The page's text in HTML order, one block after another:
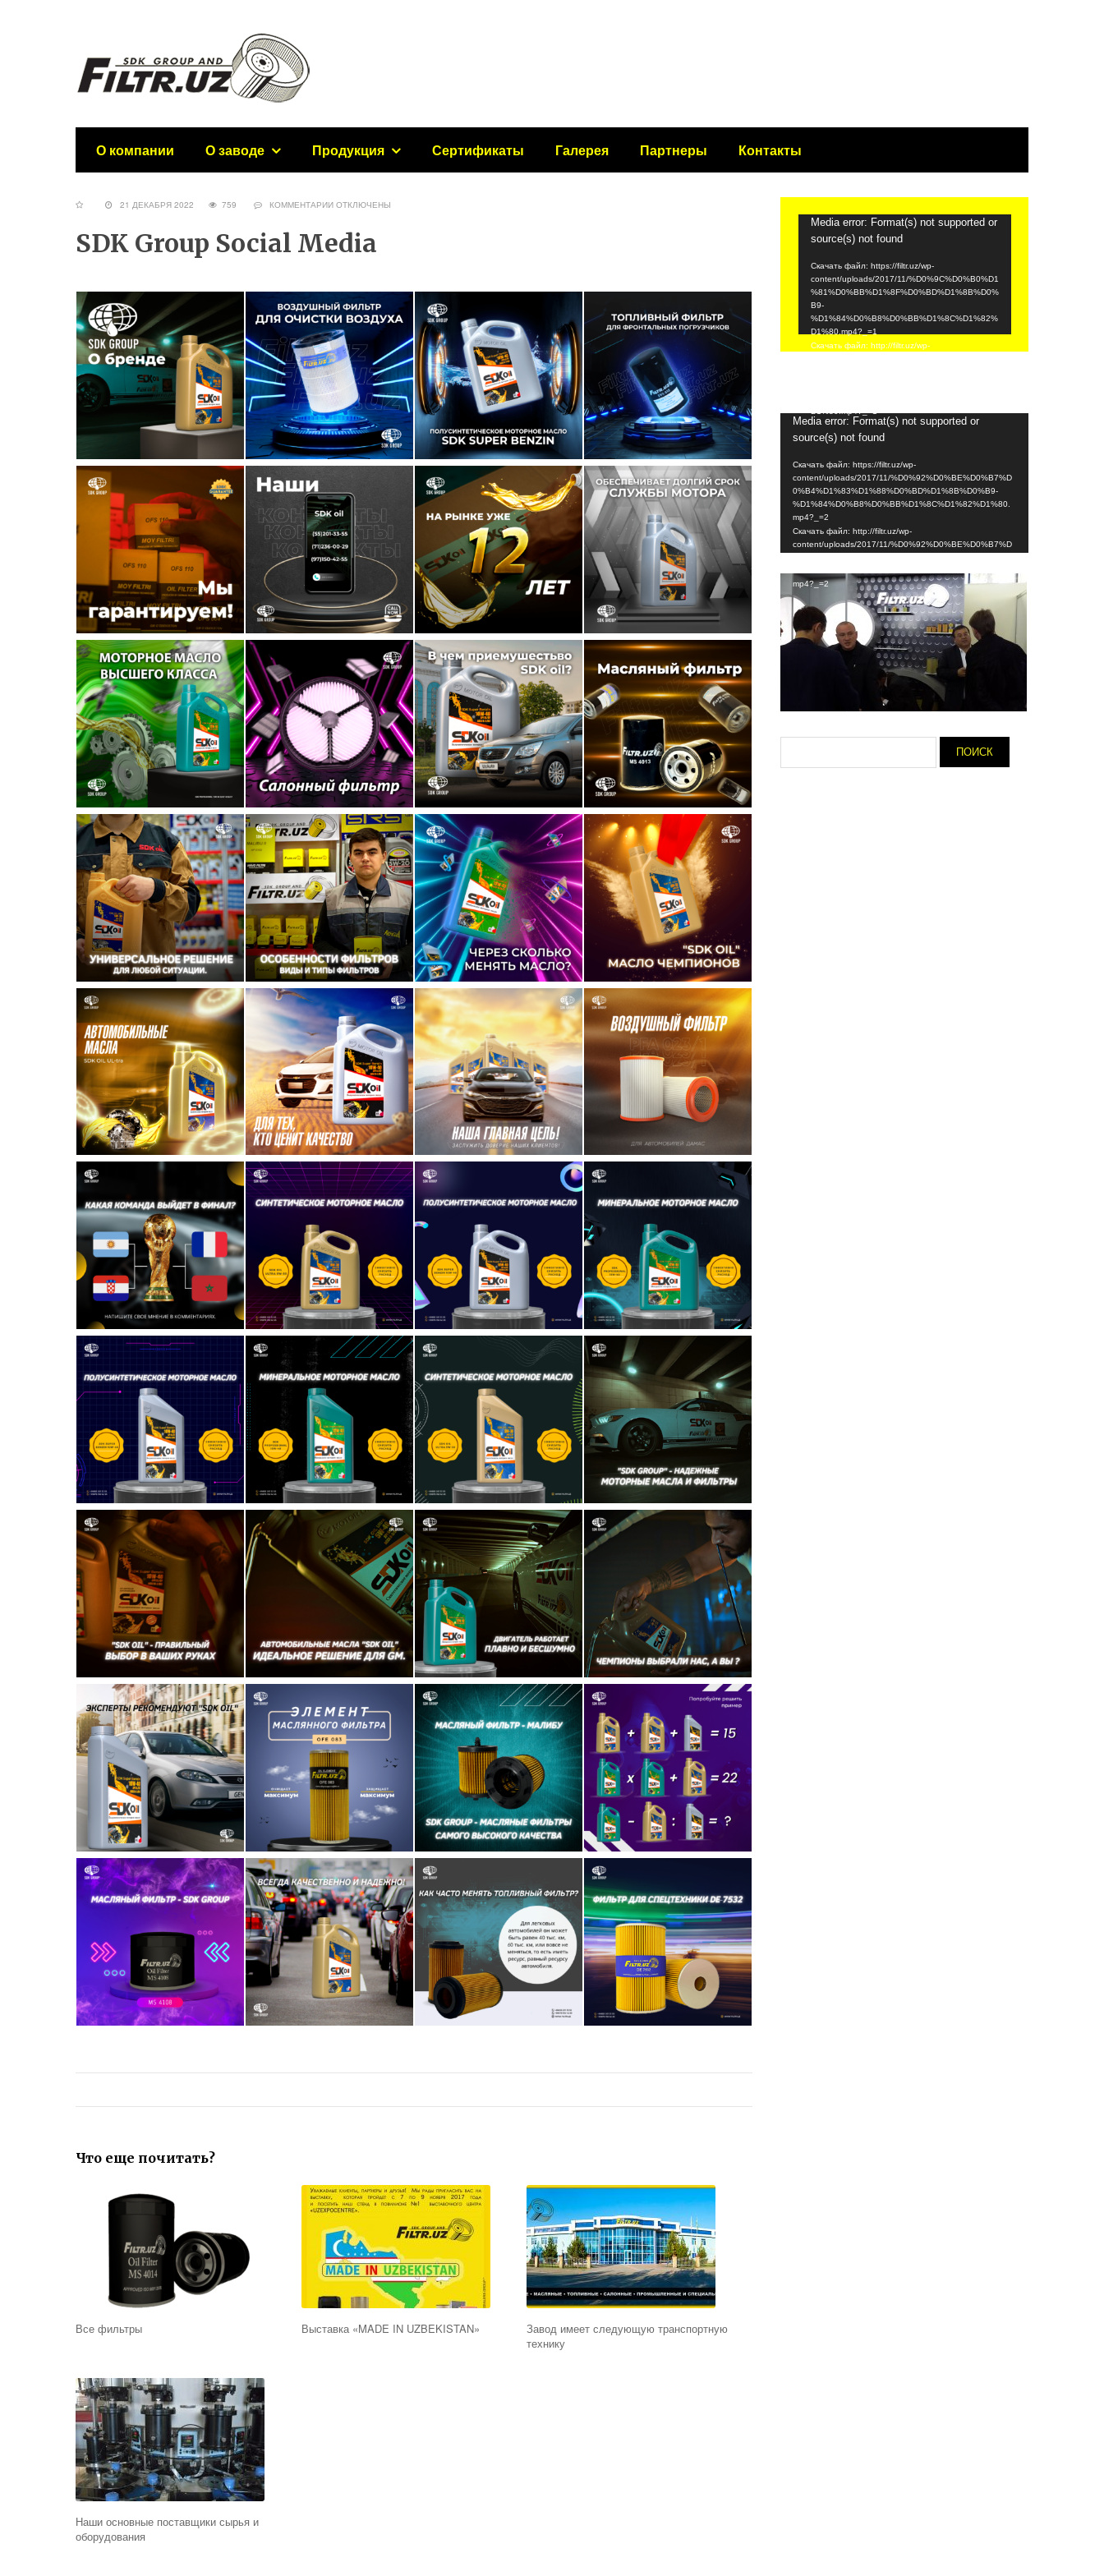
О компании О заводе Продукция Сертификаты Галерея Партнеры Контакты
21 ДЕКАБРЯ 2022 759 КОММЕНТАРИИ ОТКЛЮЧЕНЫ
SDK Group Social Media
Что еще почитать?
Все фильтры Выставка «MADE IN UZBEKISTAN»
Завод имеет следующую транспортную
технику
Наши основные поставщики сырья и
оборудования
Видеоплеер
Media error: Format(s) not supported or
source(s) not found
Скачать файл: https://filtr.uz/wp-
content/uploads/2017/11/%D0%9C%D0%B0%D1
%81%D0%BB%D1%8F%D0%BD%D1%8B%D0%
B9-
%D1%84%D0%B8%D0%BB%D1%8C%D1%82%
D1%80.mp4?_=1
Скачать файл: http://filtr.uz/wp-
Видеоплеер
Media error: Format(s) not supported or
source(s) not found
Скачать файл: https://filtr.uz/wp-
content/uploads/2017/11/%D0%92%D0%BE%D0%B7%D
0%B4%D1%83%D1%88%D0%BD%D1%8B%D0%B9-
%D1%84%D0%B8%D0%BB%D1%8C%D1%82%D1%80.
mp4?_=2
Скачать файл: http://filtr.uz/wp-
content/uploads/2017/11/%D0%92%D0%BE%D0%B7%D
mp4?_=2